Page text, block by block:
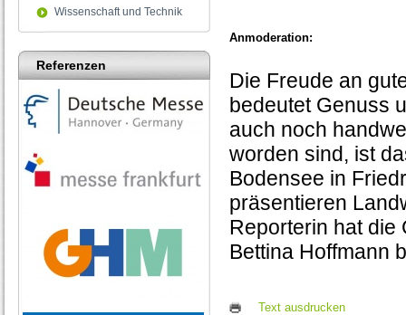
Wissenschaft und Technik
Referenzen
Anmoderation:
Die Freude an
bedeutet Genuss
auch noch
worden sind, ist
Bodensee in
präsentieren
Reporterin hat die
Bettina Hoffmann
Text ausdrucken